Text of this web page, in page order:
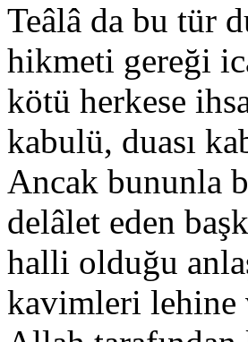
Teâlâ da bu tür
hikmeti gereği
kötü herkese
kabulü, duası
Ancak bununla
delâlet eden
halli olduğu
kavimleri lehine